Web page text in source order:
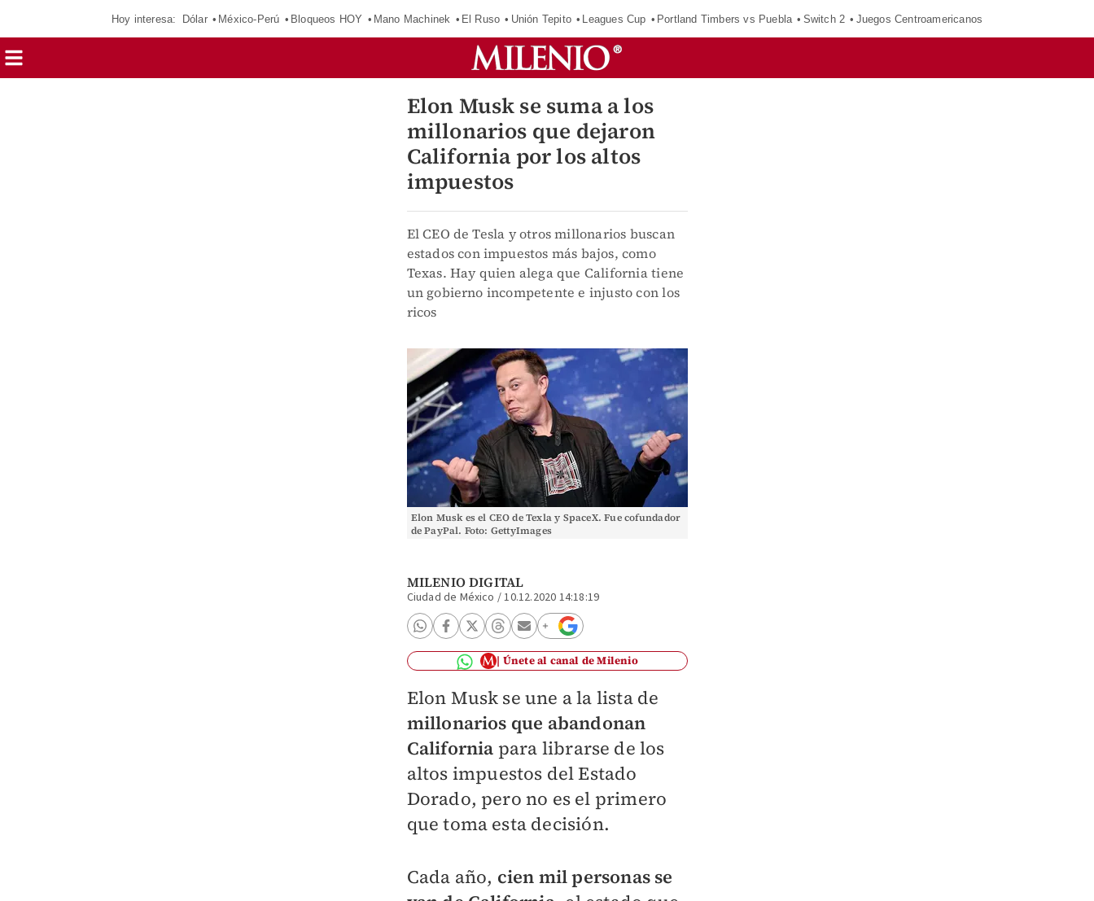
Hoy interesa: Dólar México-Perú Bloqueos HOY Mano Machinek El Ruso Unión Tepito Leagues Cup Portland Timbers vs Puebla Switch 2 Juegos Centroamericanos
Elon Musk se suma a los
millonarios que dejaron
California por los altos
impuestos
El CEO de Tesla y otros millonarios buscan
estados con impuestos más bajos, como
Texas. Hay quien alega que California tiene
un gobierno incompetente e injusto con los
ricos
Elon Musk es el CEO de Texla y SpaceX. Fue cofundador
de PayPal. Foto: GettyImages
MILENIO DIGITAL
Ciudad de México /10.12.2020 14:18:19
Únete al canal de Milenio
Elon Musk se une a la lista de
millonarios que abandonan
California para librarse de los
altos impuestos del Estado
Dorado, pero no es el primero
que toma esta decisión.
Cada año, cien mil personas se